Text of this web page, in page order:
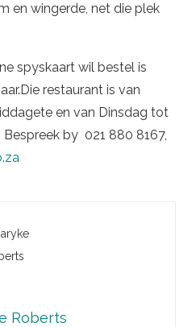
en wingerde, net die plek
spyskaart wil bestel is
restaurant is van
en van Dinsdag tot
by 021 880 8167,
Roberts